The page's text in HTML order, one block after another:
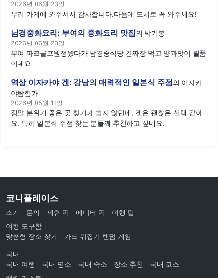
2026년 06월 23일
우리 가게에 와주셔서 감사합니다.다음에 드시로 꼭 와주세요!
남경중화요리: 부여의 중화요리 맛집의 박기봉
2026년 06월 23일
부여 파크골프원정왔다가 남경중식당 간짜장 먹고 양과맛이 릴품
이네요
역삼 이자카야 겐: 강남의 매력적인 일본식 주점의 이자카
야탐험가
2026년 05월 11일
정말 분위기 좋은 곳 찾기가 쉽지 않던데, 겐은 괜찮은 선택 같아
요. 특히 일본식 주점 찾는 분들께 추천하고 싶네요.
코니플레이스
소개 문의 제휴 픽 에디터 픽
여행 팁
여행 도구함
맞춤형 장소 찾기
카드 뒤집기 랜덤 게임
국내
국내 여행
국내 명소 국내 숙소 장소 추천
국내 코스